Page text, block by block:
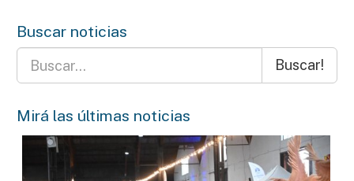
Buscar noticias
Buscar!
Mirá las últimas noticias